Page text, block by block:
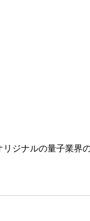
ジナルの量子業界